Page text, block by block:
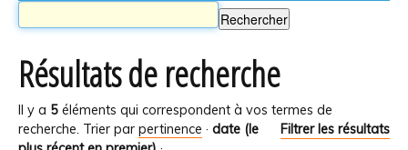
Résultats de recherche
Il y a 5 éléments qui correspondent à vos termes de
recherche.
Filtrer les résultats
Trier par pertinence · date (le